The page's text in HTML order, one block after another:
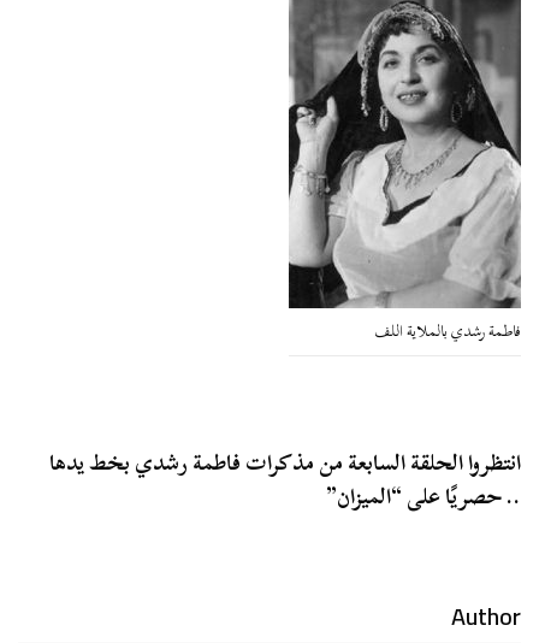
فاطمة رشدي بالملاية اللف
انتظروا الحلقة السابعة من مذكرات فاطمة رشدي بخط يدها
.. حصريًا على “الميزان”
Author